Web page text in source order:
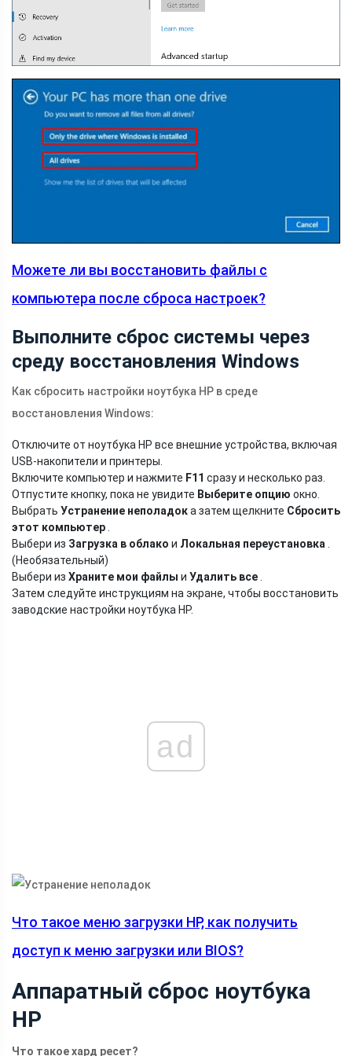
Можете ли вы восстановить файлы с
компьютера после сброса настроек?
Выполните сброс системы через
среду восстановления Windows
Как сбросить настройки ноутбука HP в среде
восстановления Windows:
Отключите от ноутбука HP все внешние устройства, включая
USB-накопители и принтеры.
Включите компьютер и нажмите F11 сразу и несколько раз.
Отпустите кнопку, пока не увидите Выберите опцию окно.
Выбрать Устранение неполадока затем щелкните Сбросить
этот компьютер
Выбери из Загрузка в облако и Локальная переустановка
(Необязательный)
Выбери из Храните мои файлы и Удалить все
Затем следуйте инструкциям на экране, чтобы восстановить
заводские настройки ноутбука HP.
ad
Что такое меню загрузки HP, как получить
доступ к меню загрузки или BIOS?
Аппаратный сброс ноутбука
HP
Что такое хард ресет?